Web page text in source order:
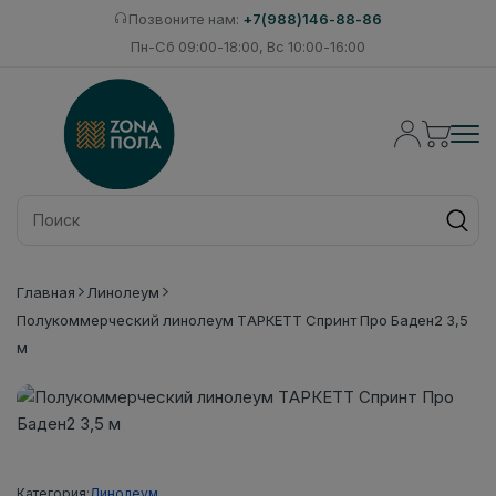
Позвоните нам: +7(988)146-88-86
Пн-Сб 09:00-18:00, Вс 10:00-16:00
Главная
Линолеум
Полукоммерческий линолеум ТАРКЕТТ Спринт Про Баден2 3,5
м